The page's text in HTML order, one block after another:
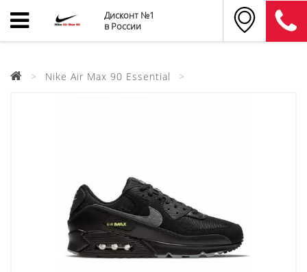
Дисконт №1
в России
Nike Air Max 90 Essential